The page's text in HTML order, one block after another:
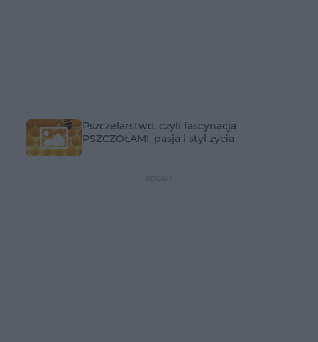
Pszczelarstwo, czyli fascynacja
PSZCZOŁAMI, pasja i styl życia